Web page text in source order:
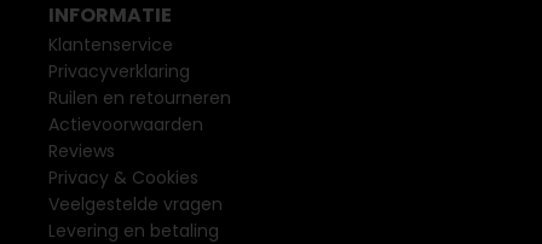
INFORMATIE
Klantenservice
Privacyverklaring
Ruilen en retourneren
Actievoorwaarden
Reviews
Privacy & Cookies
Veelgestelde vragen
Levering en betaling